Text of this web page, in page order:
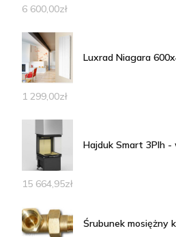
6 600,00zł
Luxrad Niagara
1 299,00zł
Hajduk Smart 3Plh -
15 664,95zł
Śrubunek mosiężny